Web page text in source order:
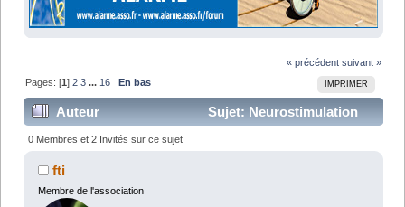
« précédent suivant »
IMPRIMER
Pages: [1]2 3 ... 16 En bas
Auteur
Sujet: Neurostimulation
implantée - Pr. Grégoire Courtine (EPFL) - ONWARD
Medical (Lu 672921 fois)
0 Membres et 2 Invités sur ce sujet
fti
Membre de l'association